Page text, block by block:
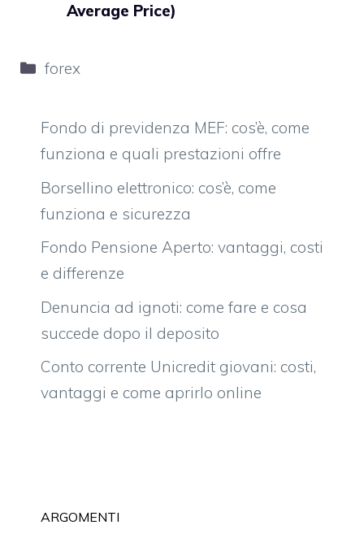
Average Price)
Categorie
forex
Fondo di previdenza MEF: cos’è, come
funziona e quali prestazioni offre
Borsellino elettronico: cos’è, come
funziona e sicurezza
Fondo Pensione Aperto: vantaggi, costi
e differenze
Denuncia ad ignoti: come fare e cosa
succede dopo il deposito
Conto corrente Unicredit giovani: costi,
vantaggi e come aprirlo online
ARGOMENTI